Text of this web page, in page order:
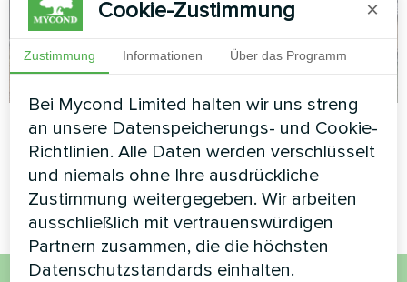
Privates Haus
Split-Wärmepumpe Serie
Hotstar
Theater
Modulare Wärmepumpe Serie
MCU
Cookie-Zustimmung ×
Zustimmung Informationen Über das Programm
Bei Mycond Limited halten wir uns streng
an unsere Datenspeicherungs- und Cookie-
Richtlinien. Alle Daten werden verschlüsselt
und niemals ohne Ihre ausdrückliche
Zustimmung weitergegeben. Wir arbeiten
ausschließlich mit vertrauenswürdigen
Partnern zusammen, die die höchsten
Datenschutzstandards einhalten.